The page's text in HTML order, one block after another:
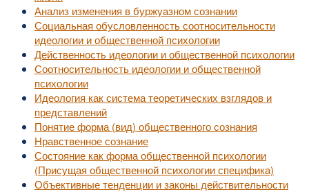
Анализ изменения в буржуазном сознании
Социальная обусловленность соотносительности
идеологии и общественной психологии
Действенность идеологии и общественной психологии
Соотносительность идеологии и общественной
психологии
Идеология как система теоретических взглядов и
представлений
Понятие форма (вид) общественного сознания
Нравственное сознание
Состояние как форма общественной психологии
(Присущая общественной психологии специфика)
Объективные тенденции и законы действительности